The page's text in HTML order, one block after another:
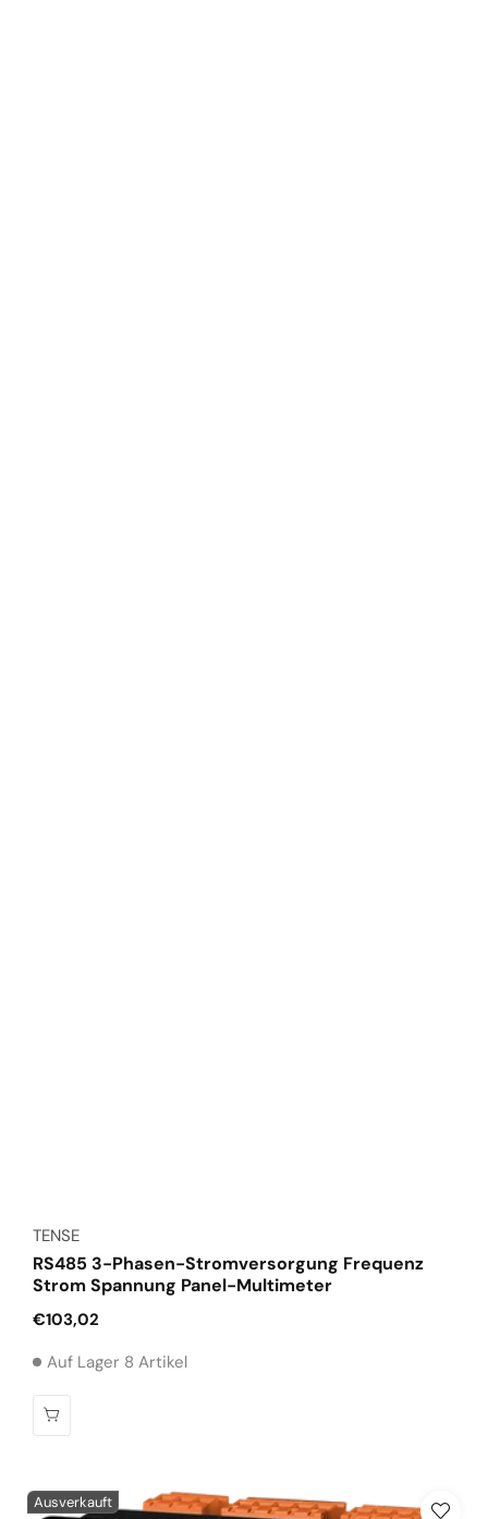
TENSE
RS485 3-Phasen-Stromversorgung Frequenz
Strom Spannung Panel-Multimeter
Normaler
€103,02
Auf Lager 8 Artikel
Ausverkauft